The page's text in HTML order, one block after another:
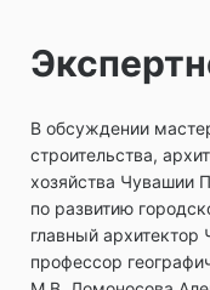
В обсуждении
строительства,
хозяйства Чувашии
по развитию
главный
профессор